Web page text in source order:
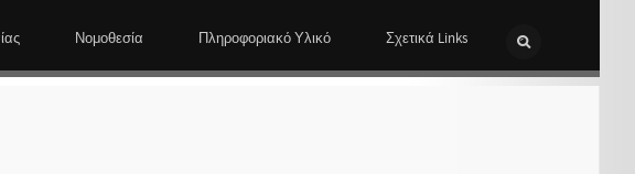
Νομοθεσία Πληροφοριακό Υλικό Σχετικά Links